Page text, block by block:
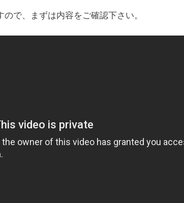
で、まずは内容をご確認下さい。